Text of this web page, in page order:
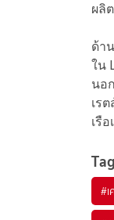
ผลิ
ด้า
ใน
นอ
เร
เรื
Tag
#